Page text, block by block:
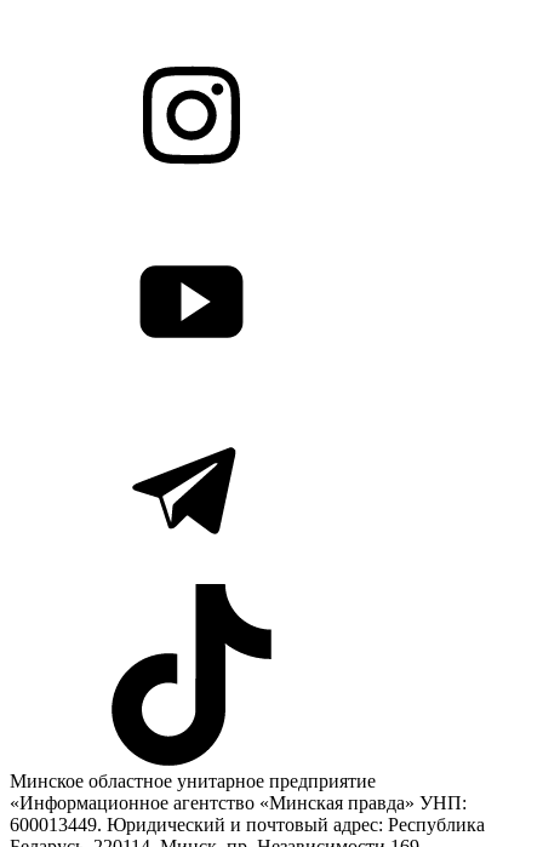
Минское областное унитарное предприятие
«Информационное агентство «Минская правда» УНП:
600013449. Юридический и почтовый адрес: Республика